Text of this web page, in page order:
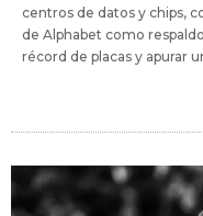
centros de datos y chips,
de Alphabet como
récord de placas y apurar